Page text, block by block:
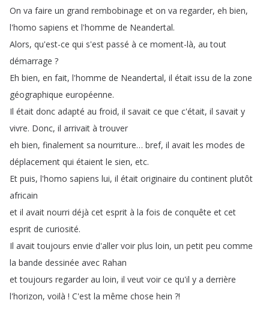
On va faire un grand rembobinage et on va regarder, eh bien,
l'homo sapiens et l'homme de Neandertal.
Alors, qu'est-ce qui s'est passé à ce moment-là, au tout
démarrage ?
Eh bien, en fait, l'homme de Neandertal, il était issu de la zone
géographique européenne.
Il était donc adapté au froid, il savait ce que c'était, il savait y
vivre. Donc, il arrivait à trouver
eh bien, finalement sa nourriture… bref, il avait les modes de
déplacement qui étaient le sien, etc.
Et puis, l'homo sapiens lui, il était originaire du continent plutôt
africain
et il avait nourri déjà cet esprit à la fois de conquête et cet
esprit de curiosité.
Il avait toujours envie d'aller voir plus loin, un petit peu comme
la bande dessinée avec Rahan
et toujours regarder au loin, il veut voir ce qu'il y a derrière
l'horizon, voilà ! C'est la même chose hein ?!